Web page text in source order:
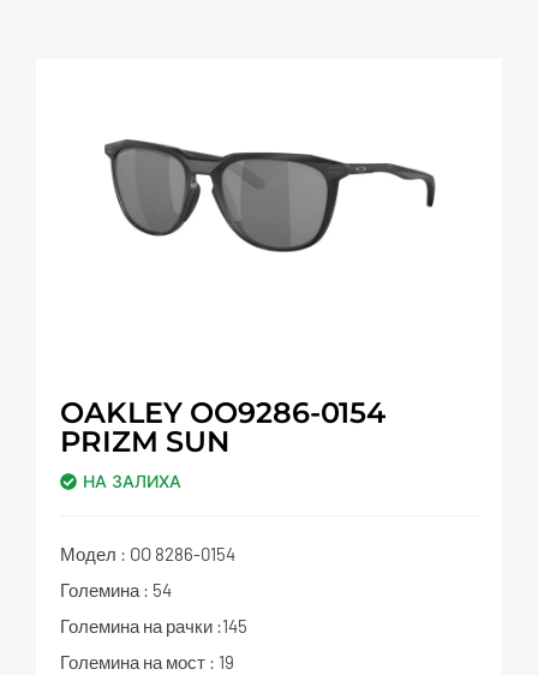
OAKLEY OO9286-0154
PRIZM SUN
НА ЗАЛИХА
Модел : OO 8286-0154
Големина : 54
Големина на рачки :145
Големина на мост : 19